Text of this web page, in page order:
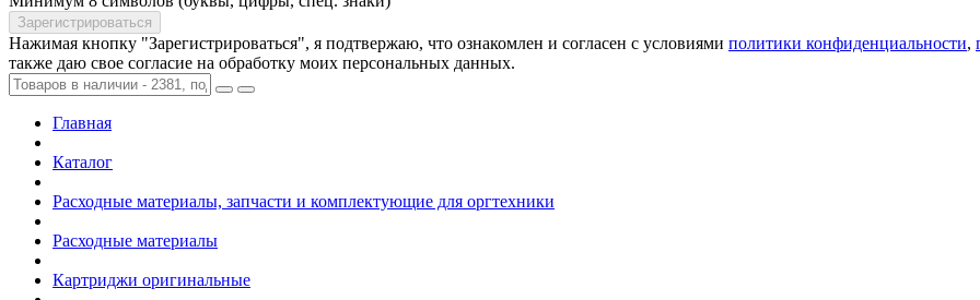
Нажимая кнопку "Зарегистрироваться", я подтвержаю, что ознакомлен и согласен с условиями политики конфиденциальности,
также даю свое согласие на обработку моих персональных данных.
Главная
Каталог
Расходные материалы, запчасти и комплектующие для оргтехники
Расходные материалы
Картриджи оригинальные